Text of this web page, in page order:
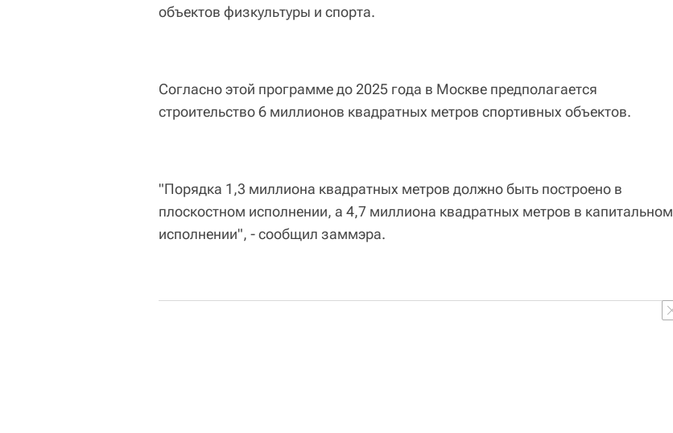
объектов физкультуры и спорта.
Согласно этой программе до 2025 года в Москве предполагается
строительство 6 миллионов квадратных метров спортивных объектов.
"Порядка 1,3 миллиона квадратных метров должно быть построено в
плоскостном исполнении, а 4,7 миллиона квадратных метров в капитальном
исполнении", - сообщил заммэра.